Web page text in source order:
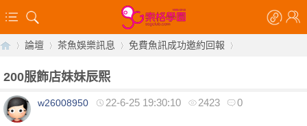
【 »
論壇
›
茶魚娛樂訊息
›
免費魚訊成功邀約回報
›
200服飾店妹妹辰熙
w26008950 22-6-25 19:30:10 2423 0